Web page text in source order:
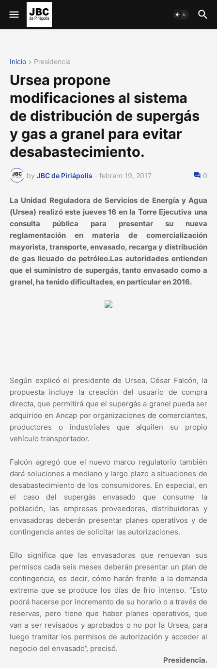
Inicio Presidencia
Ursea propone
modificaciones al sistema
de distribución de supergás
y gas a granel para evitar
desabastecimiento.
by JBC de Piriápolis - febrero 19, 2017 0
La Unidad Reguladora de Servicios de Energía y Agua
(Ursea) realizó este jueves 16 en la Torre Ejecutiva una
consulta pública para presentar su nueva
reglamentación en materia de comercialización
mayorista, transporte, envasado, recarga y distribución
de gas licuado de petróleo.Las autoridades entienden
que el suministro de supergás, tanto envasado como a
granel, ha tenido dificultades, en particular en 2016.
Según explicó el presidente de Ursea, César Falcón, la
propuesta incluye la creación del usuario de compra
directa, que permitirá que el supergás a granel pueda ser
adquirido en Ancap por organizaciones de comerciantes,
productores o industriales que alquilen su propio
vehículo transportador.
Falcón agregó que el nuevo marco regulatorio también
dará soluciones a mediano y largo plazo a situaciones de
desabastecimiento de los consumidores. En especial, en
el caso del supergás envasado que consume la
población, las empresas proveedoras, distribuidoras y
envasadoras deberán presentar planes operativos y de
contingencia antes de solicitar las autorizaciones.
Ello significa que las envasadoras que renuevan sus
permisos cada seis meses deberán presentar un plan de
contingencia, es decir, cómo harán frente a la demanda
extrema que se produce los días de frío intenso. “Esto
podrá hacerse por incremento de su horario o a través de
reservas, pero tiene que haber planes operativos, que
van a ser revisados y aprobados o no por la Ursea, para
luego tramitar los permisos de autorización y acceder al
negocio del envasado”, precisó.
Presidencia.